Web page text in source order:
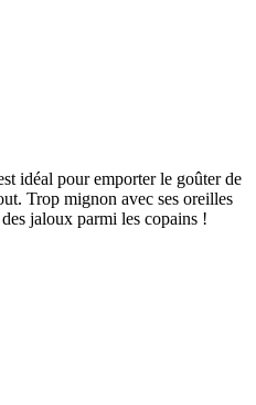
idéal pour emporter le goûter de
Trop mignon avec ses oreilles
jaloux parmi les copains !